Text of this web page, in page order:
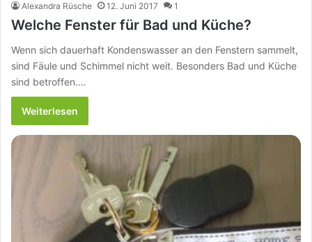
Alexandra Rüsche 12. Juni 2017 1
Welche Fenster für Bad und Küche?
Wenn sich dauerhaft Kondenswasser an den Fenstern sammelt,
sind Fäule und Schimmel nicht weit. Besonders Bad und Küche
sind betroffen.…
Weiterlesen